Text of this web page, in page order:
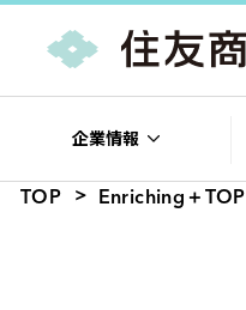
企業情報
TOP Enriching＋TOP